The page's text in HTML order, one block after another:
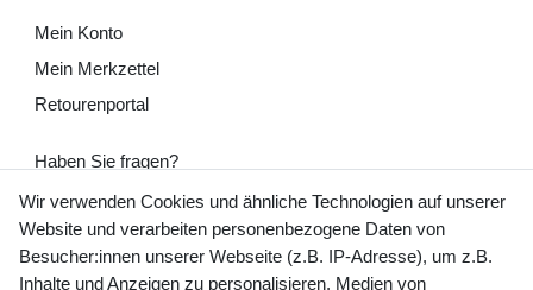
Mein Konto
Mein Merkzettel
Retourenportal
Haben Sie fragen?
+49 (0) 35243 460 400
Mo-Fr 9-15 Uhr
Wir verwenden Cookies und ähnliche Technologien auf unserer
Website und verarbeiten personenbezogene Daten von
Besucher:innen unserer Webseite (z.B. IP-Adresse), um z.B.
Inhalte und Anzeigen zu personalisieren, Medien von